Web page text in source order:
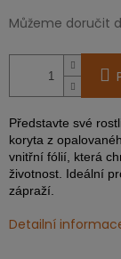
Můžeme doručit
Představte své
koryta z
vnitřní fólií, která
životnost. Ideální
zápraží.
Detailní